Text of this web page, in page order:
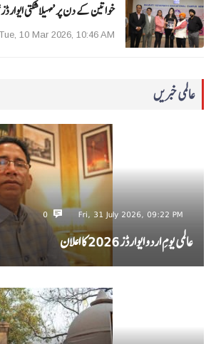
خواتین کے دن پر ’مہیلا شکتی
10 Mar 2026, 10:46 AM
عالمی خبریں
Fri, 31 July 2026, 09:22 PM
0
عالمی یومِ اردو ایوارڈز 2026 کا اعلان